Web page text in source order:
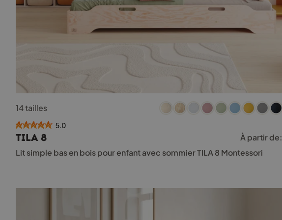
produit
a
plusieurs
variations.
Les
options
choisies
14 tailles
5.0
TILA 8 À partir de:
Lit simple bas en bois pour enfant avec sommier TILA 8 Montessori